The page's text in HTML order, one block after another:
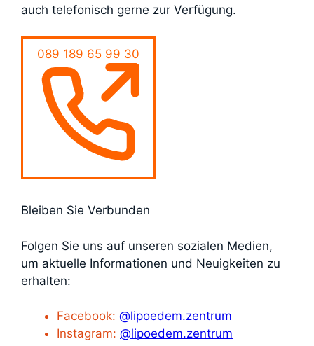
auch telefonisch gerne zur Verfügung.
089 189 65 99 30
Bleiben Sie Verbunden
Folgen Sie uns auf unseren sozialen Medien,
um aktuelle Informationen und Neuigkeiten zu
erhalten:
Facebook: @lipoedem.zentrum
Instagram: @lipoedem.zentrum